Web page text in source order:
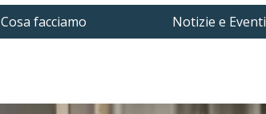
Cosa facciamo Notizie e Eventi